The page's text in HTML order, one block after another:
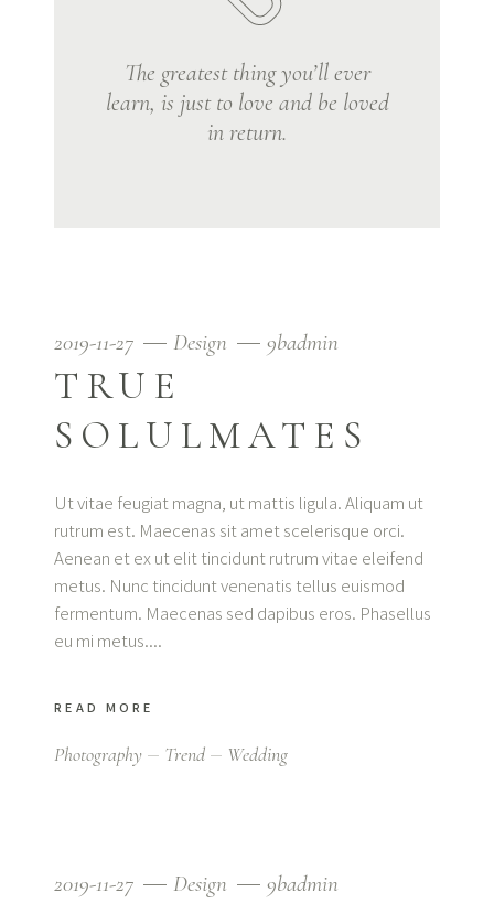
The greatest thing you’ll ever
learn, is just to love and be loved
in return.
2019-11-27 Design 9badmin
TRUE
SOLULMATES
Ut vitae feugiat magna, ut mattis ligula. Aliquam ut
rutrum est. Maecenas sit amet scelerisque orci.
Aenean et ex ut elit tincidunt rutrum vitae eleifend
metus. Nunc tincidunt venenatis tellus euismod
fermentum. Maecenas sed dapibus eros. Phasellus
eu mi metus.
READ MORE
Photography Trend Wedding
2019-11-27 Design 9badmin